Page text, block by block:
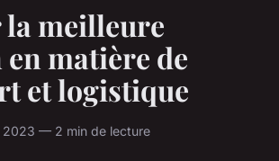
meilleure
matière de
et logistique
— 2 min de lecture